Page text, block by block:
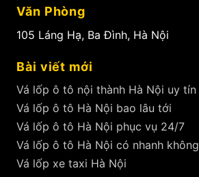
Văn Phòng
105 Láng Hạ, Ba Đình, Hà Nội
Bài viết mới
Vá lốp ô tô nội thành Hà Nội uy tín
Vá lốp ô tô Hà Nội bao lâu tới
Vá lốp ô tô Hà Nội phục vụ 24/7
Vá lốp ô tô Hà Nội có nhanh không
Vá lốp xe taxi Hà Nội